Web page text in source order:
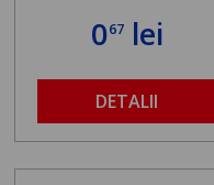
067lei
DETALII